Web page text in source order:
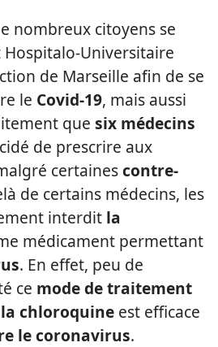
nombreux citoyens se
Universitaire
de Marseille afin de se
le Covid-19, mais aussi
que six médecins
de prescrire aux
certainescontre-
de certains médecins, les
interdit la
médicament permettant
. En effet, peu de
ce mode de traitement
la chloroquine est efficace
le coronavirus.